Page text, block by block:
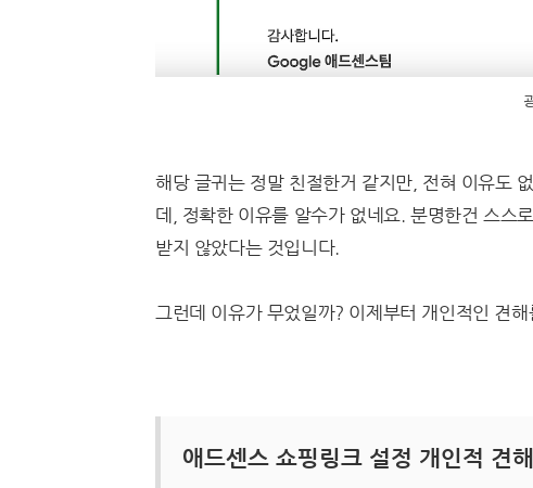
해당 글귀는 정말 친절한거 같지만, 전혀 이유도
데, 정확한 이유를 알수가 없네요. 분명한건 스스
받지 않았다는 것입니다.
그런데 이유가 무었일까? 이제부터 개인적인 견
애드센스 쇼핑링크 설정 개인적 견해